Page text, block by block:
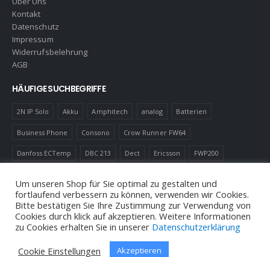
Kontakt
Datenschutz
Impressum
Widerrufsbelehrung
AGB
HÄUFIGE SUCHBEGRIFFE
2N IP Solo Akku Amphitech analog Batterien
Business Phone Consono Crow Runner FW64
Danfoss ECTemp DBC 213 Dect Ericsson FWP200
Robotics Schnurlostelefon Shelly Virenfilter
© Andreas Neuhold, Nachrichtenelektronische Anlagen E.U. 2020
Um unseren Shop für Sie optimal zu gestalten und
fortlaufend verbessern zu können, verwenden wir Cookies.
Bitte bestätigen Sie Ihre Zustimmung zur Verwendung von
Cookies durch klick auf akzeptieren. Weitere Informationen
zu Cookies erhalten Sie in unserer Datenschutzerklärung
Cookie Einstellungen
Akzeptieren